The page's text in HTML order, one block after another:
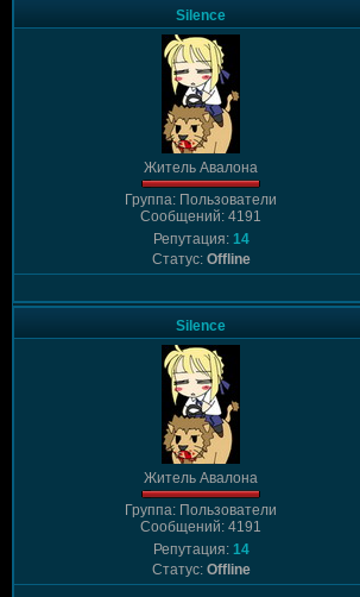
Silence
Житель Авалона
Группа: Пользователи
Сообщений: 4191
Репутация: 14
Статус: Offline
Silence
Житель Авалона
Группа: Пользователи
Сообщений: 4191
Репутация: 14
Статус: Offline